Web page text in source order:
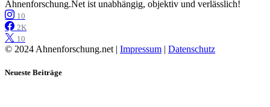
Ahnenforschung.Net ist unabhängig, objektiv und verlässlich!
10
2K
10
© 2024 Ahnenforschung.net | Impressum | Datenschutz
Neueste Beiträge